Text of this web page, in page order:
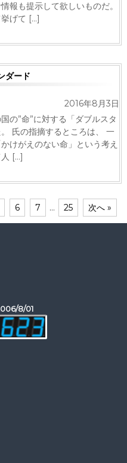
報も提示して欲しいものだ。
げて […]
ダード
2016年8月3日
の”命”に対する「ダブルスタ
氏の指摘するところは、 一
けがえのない命」という考え
人 […]
6 7 … 25 次へ »
8/01